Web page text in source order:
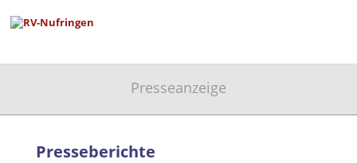
Presseanzeige
RV-Nufringen Aktuelles Presse Presseanzeige
Presseberichte